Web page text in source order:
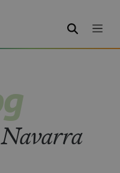
BUSCAR